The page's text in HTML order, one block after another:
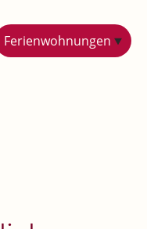
Ferienwohnungen